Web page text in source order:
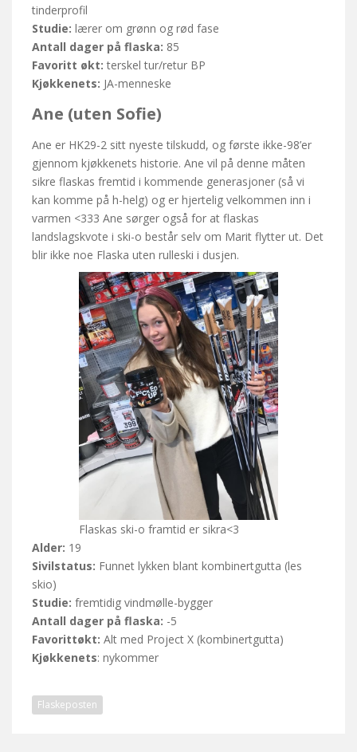
tinderprofil
Studie: lærer om grønn og rød fase
Antall dager på flaska: 85
Favoritt økt: terskel tur/retur BP
Kjøkkenets: JA-menneske
Ane (uten Sofie)
Ane er HK29-2 sitt nyeste tilskudd, og første ikke-98’er
gjennom kjøkkenets historie. Ane vil på denne måten
sikre flaskas fremtid i kommende generasjoner (så vi
kan komme på h-helg) og er hjertelig velkommen inn i
varmen <333 Ane sørger også for at flaskas
landslagskvote i ski-o består selv om Marit flytter ut. Det
blir ikke noe Flaska uten rulleski i dusjen.
Flaskas ski-o framtid er sikra<3
Alder: 19
Sivilstatus: Funnet lykken blant kombinertgutta (les
skio)
Studie: fremtidig vindmølle-bygger
Antall dager på flaska: -5
Favorittøkt: Alt med Project X (kombinertgutta)
Kjøkkenets: nykommer
Flaskeposten